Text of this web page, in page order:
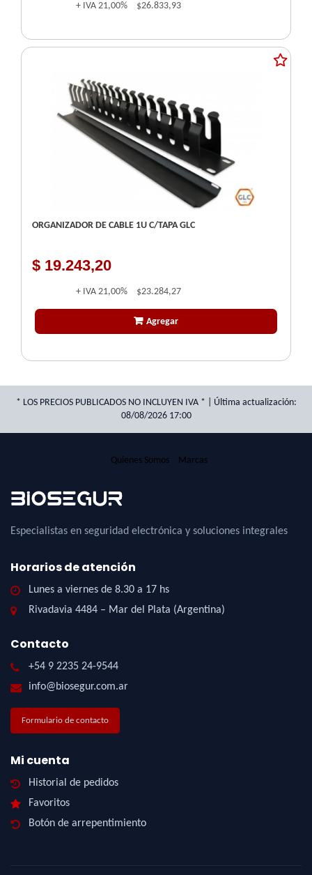
+ IVA 21,00% $26.833,93
ORGANIZADOR DE CABLE 1U C/TAPA GLC
$ 19.243,20
+ IVA 21,00% $23.284,27
Agregar
* LOS PRECIOS PUBLICADOS NO INCLUYEN IVA * | Última actualización:
08/08/2026 17:00
Quienes Somos Marcas
Especialistas en seguridad electrónica y soluciones integrales
Horarios de atención
Lunes a viernes de 8.30 a 17 hs
Rivadavia 4484 – Mar del Plata (Argentina)
Contacto
+54 9 2235 24-9544
info@biosegur.com.ar
Formulario de contacto
Mi cuenta
Historial de pedidos
Favoritos
Botón de arrepentimiento